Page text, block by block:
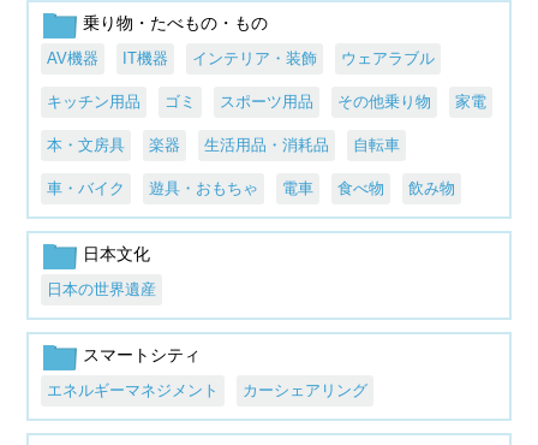
乗り物・たべもの・もの
AV機器 IT機器 インテリア・装飾 ウェアラブル
キッチン用品 ゴミ スポーツ用品 その他乗り物 家電
本・文房具 楽器 生活用品・消耗品 自転車
車・バイク 遊具・おもちゃ 電車 食べ物 飲み物
日本文化
日本の世界遺産
スマートシティ
エネルギーマネジメント カーシェアリング